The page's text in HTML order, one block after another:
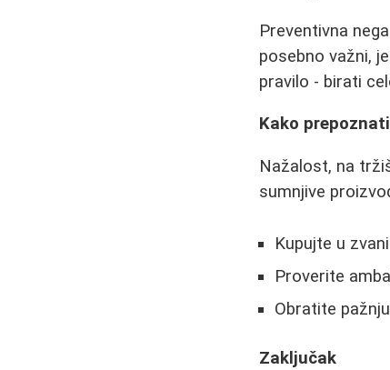
Preventivna
posebno važni,
pravilo - birati
Kako
Nažalost, na
sumnjive
Kupujte u
Proverite
Obratite
Zaključak